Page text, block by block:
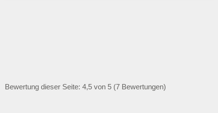
Bewertung dieser Seite: 4,5 von 5 (7 Bewertungen)